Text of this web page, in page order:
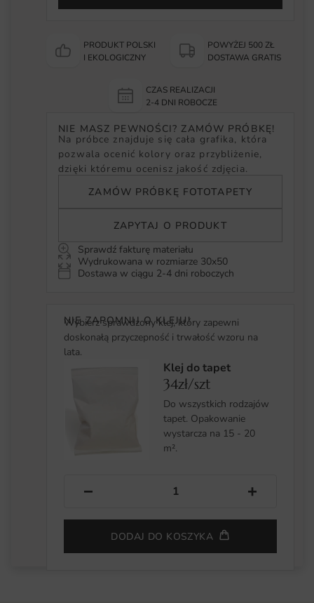
PRODUKT POLSKI
I EKOLOGICZNY
POWYŻEJ 500 ZŁ
DOSTAWA GRATIS
CZAS REALIZACJI
2-4 DNI ROBOCZE
NIE MASZ PEWNOŚCI? ZAMÓW PRÓBKĘ!
Na próbce znajduje się cała grafika, która
pozwala ocenić kolory oraz przybliżenie,
dzięki któremu ocenisz jakość zdjęcia.
ZAMÓW PRÓBKĘ FOTOTAPETY
ZAPYTAJ O PRODUKT
Sprawdź fakturę materiału
Wydrukowana w rozmiarze 30x50
Dostawa w ciągu 2-4 dni roboczych
NIE ZAPOMNIJ O KLEJU!
Wybierz sprawdzony klej, który zapewni
doskonałą przyczepność i trwałość wzoru na
lata.
Klej do tapet
34zł/szt
Do wszystkich rodzajów
tapet. Opakowanie
wystarcza na 15 - 20
m².
− +
DODAJ DO KOSZYKA